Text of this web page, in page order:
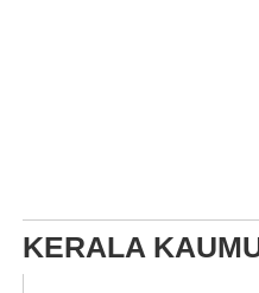
KERALA